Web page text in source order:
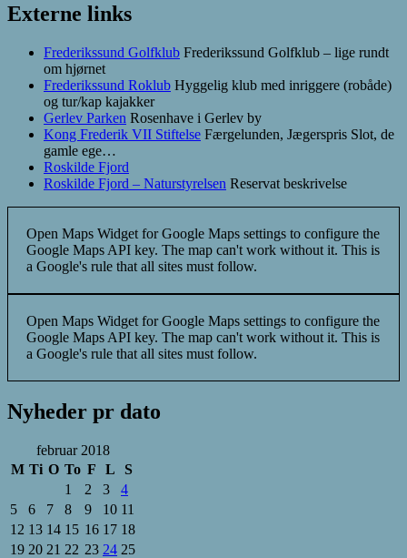
Externe links
Frederikssund Golfklub Frederikssund Golfklub – lige rundt
om hjørnet
Frederikssund Roklub Hyggelig klub med inriggere (robåde)
og tur/kap kajakker
Gerlev Parken Rosenhave i Gerlev by
Kong Frederik VII Stiftelse Færgelunden, Jægerspris Slot, de
gamle ege…
Roskilde Fjord
Roskilde Fjord – Naturstyrelsen Reservat beskrivelse
Open Maps Widget for Google Maps settings to configure the
Google Maps API key. The map can't work without it. This is
a Google's rule that all sites must follow.
Open Maps Widget for Google Maps settings to configure the
Google Maps API key. The map can't work without it. This is
a Google's rule that all sites must follow.
Nyheder pr dato
februar 2018
M Ti O To F L
S
1
2 3
4
5
6 7 8 9 10 11
12 13 14 15 16 17 18
19 20 21 22 23 24 25